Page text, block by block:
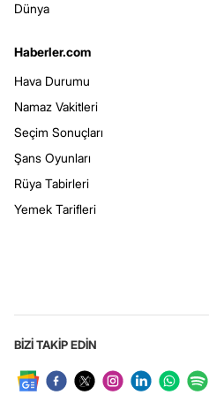
Dünya
Haberler.com
Hava Durumu
Namaz Vakitleri
Seçim Sonuçları
Şans Oyunları
Rüya Tabirleri
Yemek Tarifleri
BİZİ TAKİP EDİN